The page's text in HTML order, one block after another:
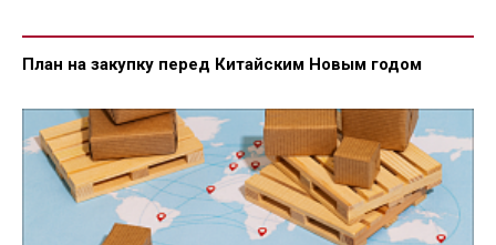
План на закупку перед Китайским Новым годом